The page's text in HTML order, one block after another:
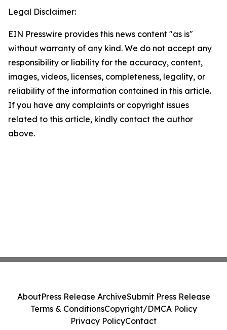
Legal Disclaimer:
EIN Presswire provides this news content "as is"
without warranty of any kind. We do not accept any
responsibility or liability for the accuracy, content,
images, videos, licenses, completeness, legality, or
reliability of the information contained in this article.
If you have any complaints or copyright issues
related to this article, kindly contact the author
above.
AboutPress Release ArchiveSubmit Press Release
Terms & ConditionsCopyright/DMCA Policy
Privacy PolicyContact